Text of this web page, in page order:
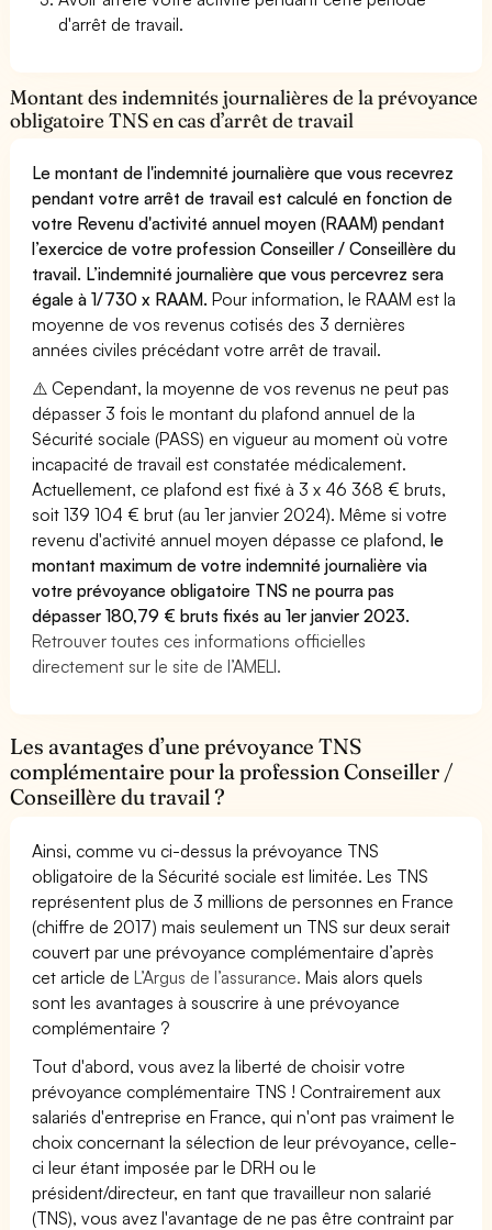
d'arrêt de travail.
Montant des indemnités journalières de la prévoyance
obligatoire TNS en cas d’arrêt de travail
Le montant de l'indemnité journalière que vous recevrez
pendant votre arrêt de travail est calculé en fonction de
votre Revenu d'activité annuel moyen (RAAM) pendant
l’exercice de votre profession Conseiller / Conseillère du
travail. L’indemnité journalière que vous percevrez sera
égale à 1/730 x RAAM. Pour information, le RAAM est la
moyenne de vos revenus cotisés des 3 dernières
années civiles précédant votre arrêt de travail.
⚠️ Cependant, la moyenne de vos revenus ne peut pas
dépasser 3 fois le montant du plafond annuel de la
Sécurité sociale (PASS) en vigueur au moment où votre
incapacité de travail est constatée médicalement.
Actuellement, ce plafond est fixé à 3 x 46 368 € bruts,
soit 139 104 € brut (au 1er janvier 2024). Même si votre
revenu d'activité annuel moyen dépasse ce plafond,le
montant maximum de votre indemnité journalière via
votre prévoyance obligatoire TNS ne pourra pas
dépasser 180,79 € bruts fixés au 1er janvier 2023.
Retrouver toutes ces informations officielles
directement sur le site de l’AMELI.
Les avantages d’une prévoyance TNS
complémentaire pour la profession Conseiller /
Conseillère du travail ?
Ainsi, comme vu ci-dessus la prévoyance TNS
obligatoire de la Sécurité sociale est limitée. Les TNS
représentent plus de 3 millions de personnes en France
(chiffre de 2017) mais seulement un TNS sur deux serait
couvert par une prévoyance complémentaire d’après
cet article deL’Argus de l’assurance. Mais alors quels
sont les avantages à souscrire à une prévoyance
complémentaire ?
Tout d'abord, vous avez la liberté de choisir votre
prévoyance complémentaire TNS ! Contrairement aux
salariés d'entreprise en France, qui n'ont pas vraiment le
choix concernant la sélection de leur prévoyance, celle-
ci leur étant imposée par le DRH ou le
président/directeur, en tant que travailleur non salarié
(TNS), vous avez l'avantage de ne pas être contraint par